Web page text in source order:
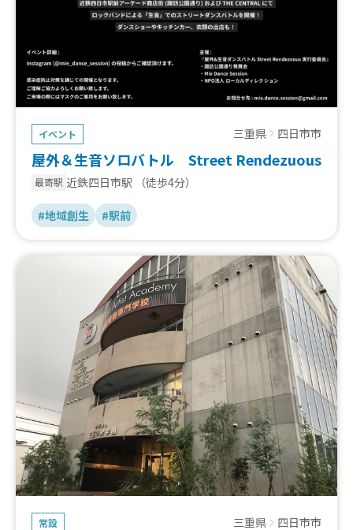
イベント 三重県 四日市市
屋外＆生音ソロバトル Street Rendezuous
最寄駅 近鉄四日市駅 （徒歩4分）
#地域創生 #駅前
常設 三重県 四日市市